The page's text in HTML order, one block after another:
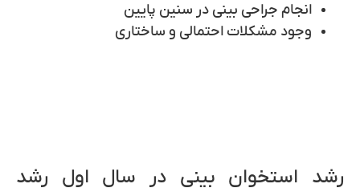
انجام جراحی بینی در سنین پایین
وجود مشکلات احتمالی و ساختاری
رشد استخوان بینی در سال اول رشد